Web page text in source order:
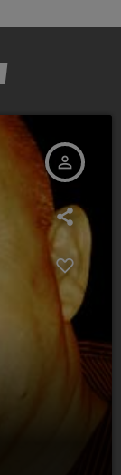
person_outline